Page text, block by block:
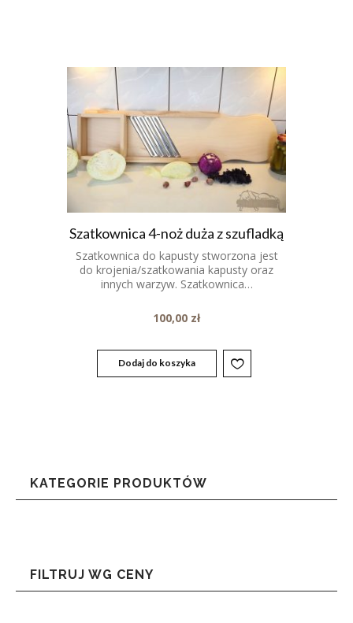
Szatkownica 4-noż duża z szufladką
Szatkownica do kapusty stworzona jest
do krojenia/szatkowania kapusty oraz
innych warzyw. Szatkownica…
100,00 zł
Dodaj do koszyka
KATEGORIE PRODUKTÓW
FILTRUJ WG CENY